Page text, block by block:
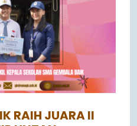
RAIH JUARA II